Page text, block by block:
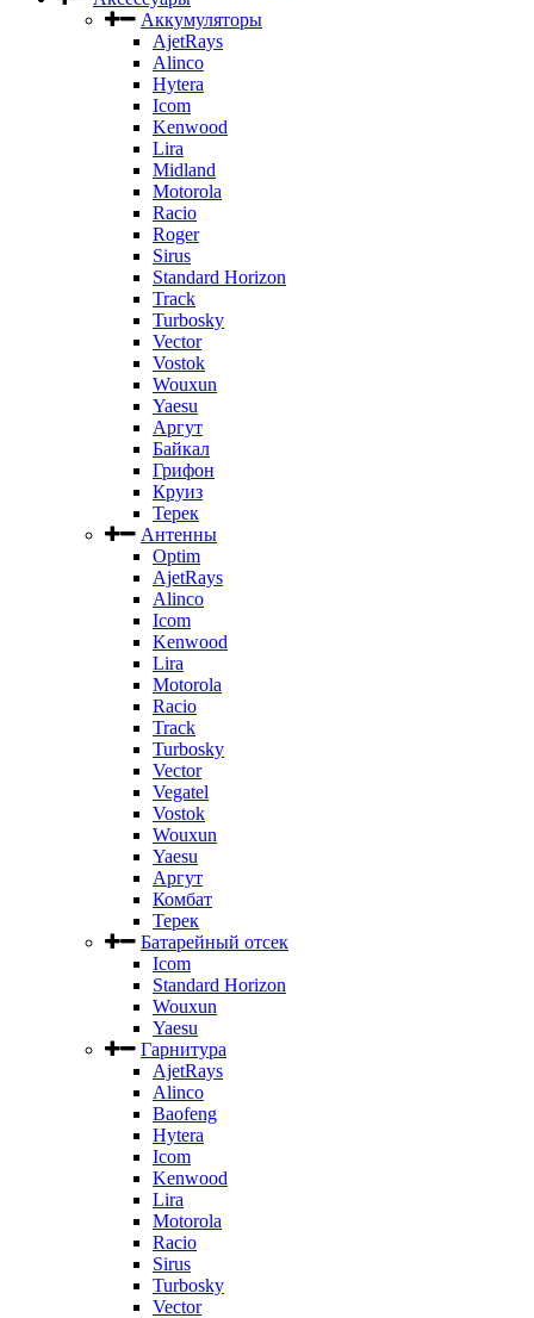
Аккумуляторы
AjetRays
Alinco
Hytera
Icom
Kenwood
Lira
Midland
Motorola
Racio
Roger
Sirus
Standard Horizon
Track
Turbosky
Vector
Vostok
Wouxun
Yaesu
Аргут
Байкал
Грифон
Круиз
Терек
Антенны
Optim
AjetRays
Alinco
Icom
Kenwood
Lira
Motorola
Racio
Track
Turbosky
Vector
Vegatel
Vostok
Wouxun
Yaesu
Аргут
Комбат
Терек
Батарейный отсек
Icom
Standard Horizon
Wouxun
Yaesu
Гарнитура
AjetRays
Alinco
Baofeng
Hytera
Icom
Kenwood
Lira
Motorola
Racio
Sirus
Turbosky
Vector